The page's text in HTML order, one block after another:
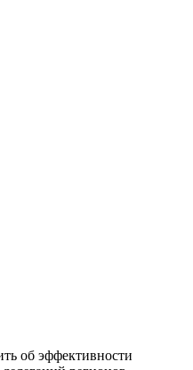
об эффективности